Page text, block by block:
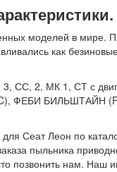
моделей в мире.
как
СС, 2, МК 1, СТ с
ФЕБИ БИЛЬШТАЙН
Сеат Леон по
пыльника
позвонить нам. Наш